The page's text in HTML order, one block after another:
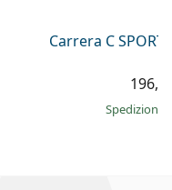
Carrera C SPORT
Spedizione